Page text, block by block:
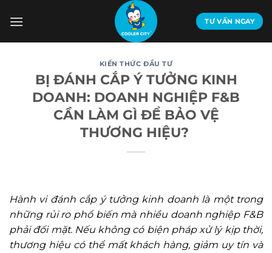
qua
TƯ VẤN NGAY
KIẾN THỨC ĐẦU TƯ
BỊ ĐÁNH CẮP Ý TƯỞNG KINH
DOANH: DOANH NGHIỆP F&B
CẦN LÀM GÌ ĐỂ BẢO VỆ
THƯƠNG HIỆU?
Hành vi đánh cắp ý tưởng kinh doanh là một trong
những rủi ro phổ biến mà nhiều doanh nghiệp F&B
phải đối mặt. Nếu không có biện pháp xử lý kịp thời,
thương hiệu có thể mất khách hàng, giảm uy tín và